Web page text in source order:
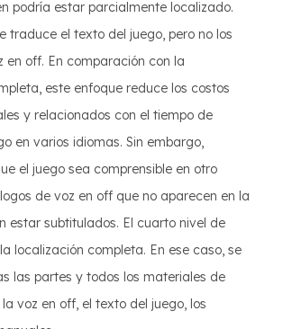
podría estar parcialmente localizado.
traduce el texto del juego, pero no los
en off. En comparación con la
este enfoque reduce los costos
y relacionados con el tiempo de
en varios idiomas. Sin embargo,
el juego sea comprensible en otro
de voz en off que no aparecen en la
estar subtitulados. El cuarto nivel de
localización completa. En ese caso, se
las partes y todos los materiales de
voz en off, el texto del juego, los